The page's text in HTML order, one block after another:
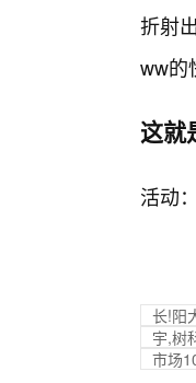
折射
ww的
这就
活动
长!阳
宇,树
市场